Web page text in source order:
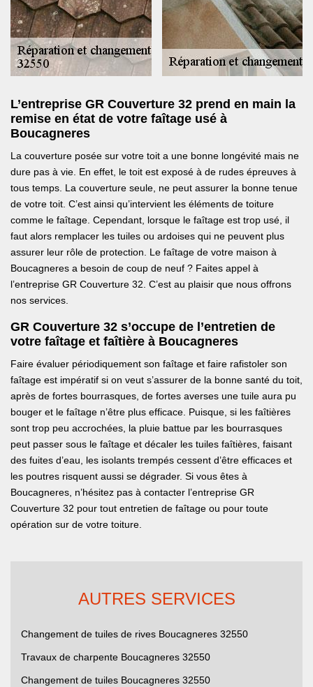
L’entreprise GR Couverture 32 prend en main la
remise en état de votre faîtage usé à
Boucagneres
La couverture posée sur votre toit a une bonne longévité mais ne
dure pas à vie. En effet, le toit est exposé à de rudes épreuves à
tous temps. La couverture seule, ne peut assurer la bonne tenue
de votre toit. C’est ainsi qu’intervient les éléments de toiture
comme le faîtage. Cependant, lorsque le faîtage est trop usé, il
faut alors remplacer les tuiles ou ardoises qui ne peuvent plus
assurer leur rôle de protection. Le faîtage de votre maison à
Boucagneres a besoin de coup de neuf ? Faites appel à
l’entreprise GR Couverture 32. C’est au plaisir que nous offrons
nos services.
GR Couverture 32 s’occupe de l’entretien de
votre faîtage et faîtière à Boucagneres
Faire évaluer périodiquement son faîtage et faire rafistoler son
faîtage est impératif si on veut s’assurer de la bonne santé du toit,
après de fortes bourrasques, de fortes averses une tuile aura pu
bouger et le faîtage n’être plus efficace. Puisque, si les faîtières
sont trop peu accrochées, la pluie battue par les bourrasques
peut passer sous le faîtage et décaler les tuiles faîtières, faisant
des fuites d’eau, les isolants trempés cessent d’être efficaces et
les poutres risquent aussi se dégrader. Si vous êtes à
Boucagneres, n’hésitez pas à contacter l’entreprise GR
Couverture 32 pour tout entretien de faîtage ou pour toute
opération sur de votre toiture.
AUTRES SERVICES
Changement de tuiles de rives Boucagneres 32550
Travaux de charpente Boucagneres 32550
Changement de tuiles Boucagneres 32550